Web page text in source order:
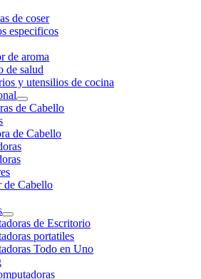
de coser
especificos
de aroma
de salud
y utensilios de cocina
de Cabello
de Cabello
de Cabello
de Escritorio
portatiles
Todo en Uno